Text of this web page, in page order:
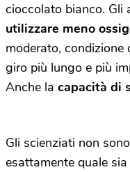
cioccolato bianco. Gli
utilizzare meno
moderato,
giro più lungo e più
Anche la capacità di
Gli scienziati non
esattamente quale